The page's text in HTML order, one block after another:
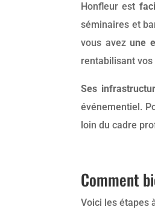
Honfleur est
séminaires et
vous avezune
rentabilisant
Ses
événementiel.
loin du cadre
Comment
Voici les étapes